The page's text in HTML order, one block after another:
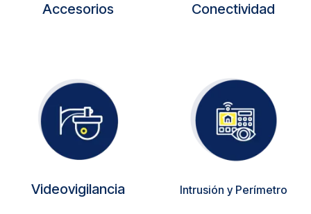
Accesorios Conectividad
Videovigilancia Intrusión y Perímetro